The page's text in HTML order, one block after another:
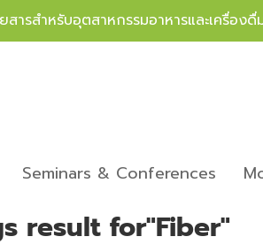
สารสำหรับอุตสาหกรรมอาหารและเครื่อ
Seminars & Conferences
result for"Fiber"